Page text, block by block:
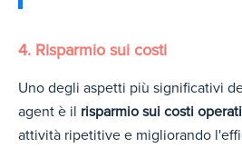
4. Risparmio sui costi
Uno degli aspetti più significativi
agent è il risparmio sui costi
attività ripetitive e migliorando